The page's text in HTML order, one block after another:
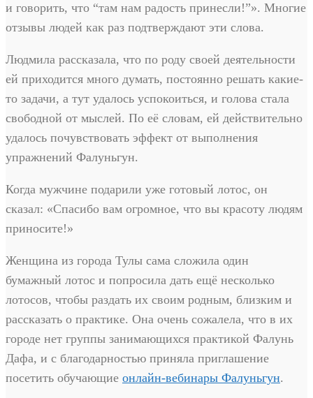
и говорить, что “там нам радость принесли!”». Многие
отзывы людей как раз подтверждают эти слова.
Людмила рассказала, что по роду своей деятельности
ей приходится много думать, постоянно решать какие-
то задачи, а тут удалось успокоиться, и голова стала
свободной от мыслей. По её словам, ей действительно
удалось почувствовать эффект от выполнения
упражнений Фалуньгун.
Когда мужчине подарили уже готовый лотос, он
сказал: «Спасибо вам огромное, что вы красоту людям
приносите!»
Женщина из города Тулы сама сложила один
бумажный лотос и попросила дать ещё несколько
лотосов, чтобы раздать их своим родным, близким и
рассказать о практике. Она очень сожалела, что в их
городе нет группы занимающихся практикой Фалунь
Дафа, и с благодарностью приняла приглашение
посетить обучающие онлайн-вебинары Фалуньгун.